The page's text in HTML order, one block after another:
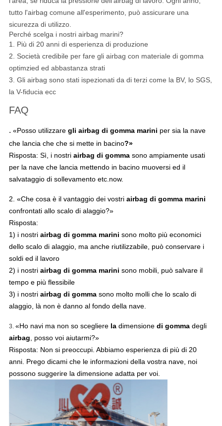
tutto l'airbag comune all'esperimento, può assicurare una
sicurezza di utilizzo.
Perché scelga i nostri airbag marini?
1. Più di 20 anni di esperienza di produzione
2. Società credibile per fare gli airbag con materiale di gomma
optimzied ed abbastanza strati
3. Gli airbag sono stati ispezionati da di terzi come la BV, lo SGS,
la V-fiducia ecc
FAQ
. «Posso utilizzare gli airbag di gomma marini per sia la nave
che lancia che che si mette in bacino?»
Risposta: Sì, i nostri airbag di gommasono ampiamente usati
per la nave che lancia mettendo in bacino muoversi ed il
salvataggio di sollevamento etc.now.
2. «Che cosa è il vantaggio dei vostri airbag di gomma marini
confrontati allo scalo di alaggio?»
Risposta:
1) i nostri airbag di gomma marini sono molto più economici
dello scalo di alaggio, ma anche riutilizzabile, può conservare i
soldi ed il lavoro
2) i nostri airbag di gomma marini sono mobili, può salvare il
tempo e più flessibile
3) i nostri airbag di gommasono molto molli che lo scalo di
alaggio, là non è danno al fondo della nave.
3. «Ho navi ma non so scegliere ladimensione di gommadegli
airbag, posso voi aiutarmi?»
Risposta: Non si preoccupi. Abbiamo esperienza di più di 20
anni. Prego dicami che le informazioni della vostra nave, noi
possono suggerire la dimensione adatta per voi.